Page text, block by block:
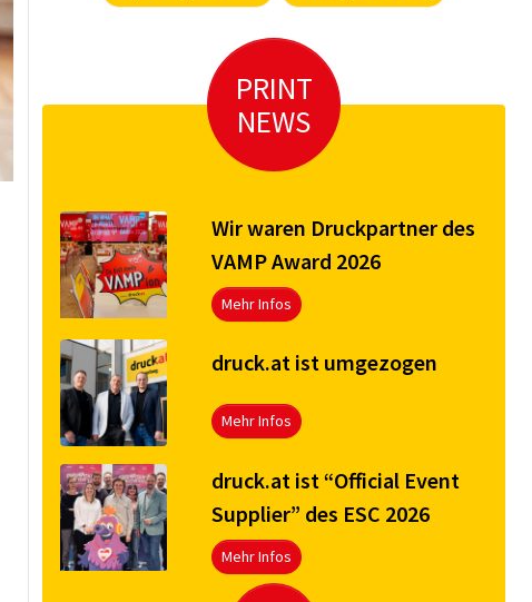
PRINT
NEWS
Wir waren Druckpartner des
VAMP Award 2026
Mehr Infos
druck.at ist umgezogen
Mehr Infos
druck.at ist “Official Event
Supplier” des ESC 2026
Mehr Infos